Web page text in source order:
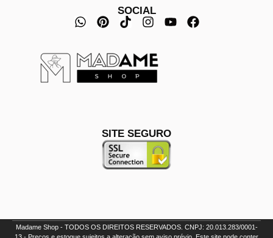
SOCIAL
SITE SEGURO
Madame Shop - TODOS OS DIREITOS RESERVADOS. CNPJ: 20.013.283/0001-
13 - Preços e estoque sujeitos a alteração sem aviso prévio. Este site pode conter